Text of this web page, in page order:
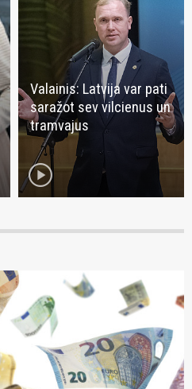
Valainis: Latvija var pati
saražot sev vilcienus un
tramvajus
play_circle